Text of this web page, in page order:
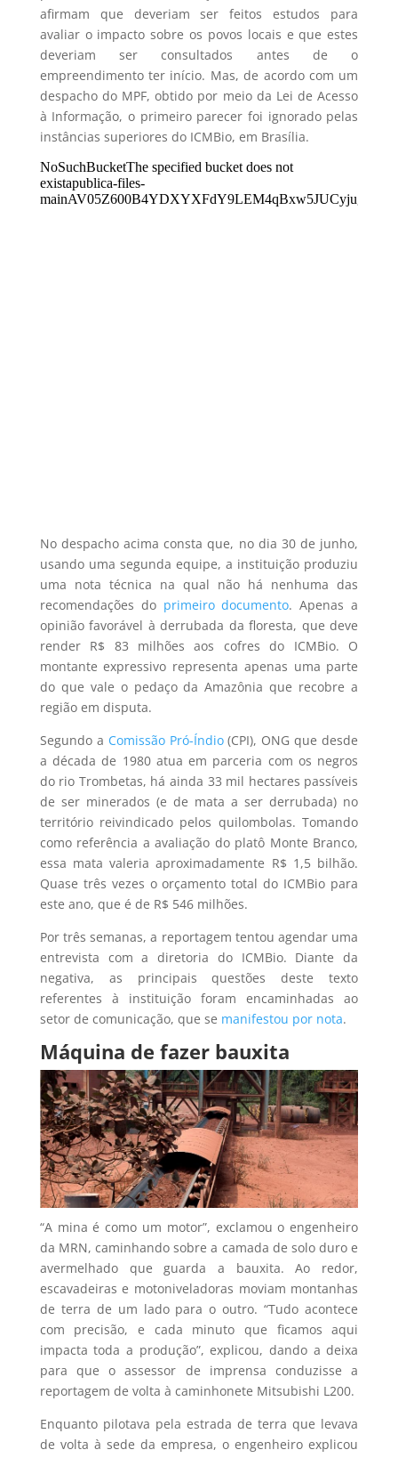
afirmam que deveriam ser feitos estudos para
avaliar o impacto sobre os povos locais e que estes
deveriam ser consultados antes de o
empreendimento ter início. Mas, de acordo com um
despacho do MPF, obtido por meio da Lei de Acesso
à Informação, o primeiro parecer foi ignorado pelas
instâncias superiores do ICMBio, em Brasília.
No despacho acima consta que, no dia 30 de junho,
usando uma segunda equipe, a instituição produziu
uma nota técnica na qual não há nenhuma das
recomendações do primeiro documento. Apenas a
opinião favorável à derrubada da floresta, que deve
render R$ 83 milhões aos cofres do ICMBio. O
montante expressivo representa apenas uma parte
do que vale o pedaço da Amazônia que recobre a
região em disputa.
Segundo a Comissão Pró-Índio(CPI), ONG que desde
a década de 1980 atua em parceria com os negros
do rio Trombetas, há ainda 33 mil hectares passíveis
de ser minerados (e de mata a ser derrubada) no
território reivindicado pelos quilombolas. Tomando
como referência a avaliação do platô Monte Branco,
essa mata valeria aproximadamente R$ 1,5 bilhão.
Quase três vezes o orçamento total do ICMBio para
este ano, que é de R$ 546 milhões.
Por três semanas, a reportagem tentou agendar uma
entrevista com a diretoria do ICMBio. Diante da
negativa, as principais questões deste texto
referentes à instituição foram encaminhadas ao
setor de comunicação, que se manifestou por nota.
Máquina de fazer bauxita
“A mina é como um motor”, exclamou o engenheiro
da MRN, caminhando sobre a camada de solo duro e
avermelhado que guarda a bauxita. Ao redor,
escavadeiras e motoniveladoras moviam montanhas
de terra de um lado para o outro. “Tudo acontece
com precisão, e cada minuto que ficamos aqui
impacta toda a produção”, explicou, dando a deixa
para que o assessor de imprensa conduzisse a
reportagem de volta à caminhonete Mitsubishi L200.
Enquanto pilotava pela estrada de terra que levava
de volta à sede da empresa, o engenheiro explicou